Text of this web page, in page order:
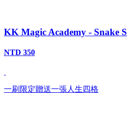
KK Magic Academy - Snake
NTD 350
一刷限定贈送一張人生四格